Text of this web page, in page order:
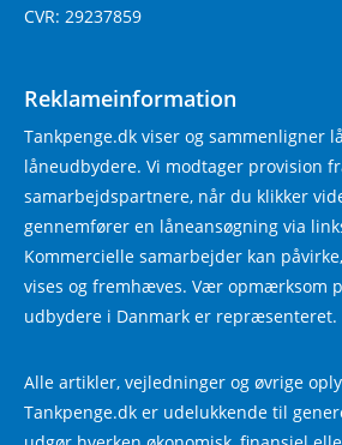
CVR: 29237859
Reklameinformation
Tankpenge.dk viser og sammenligner
låneudbydere. Vi modtager provision
samarbejdspartnere, når du klikker
gennemfører en låneansøgning via
Kommercielle samarbejder kan
vises og fremhæves. Vær opmærksom
udbydere i Danmark er repræsenteret.
Alle artikler, vejledninger og øvrige
Tankpenge.dk er udelukkende til